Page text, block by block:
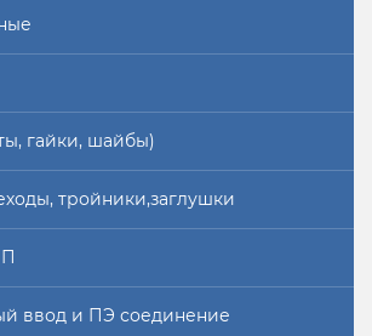
гайки, шайбы)
тройники,заглушки
ввод и ПЭ соединение